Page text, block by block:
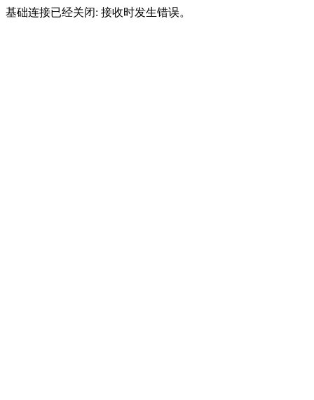
基础连接已经关闭: 接收时发生错误。